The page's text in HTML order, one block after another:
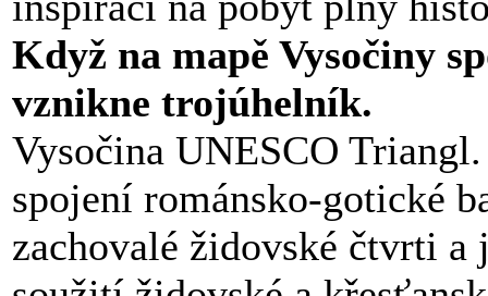
Když na mapě Vysočiny
vznikne trojúhelník.
Vysočina UNESCO
spojení románsko-gotické
zachovalé židovské čtvrti a